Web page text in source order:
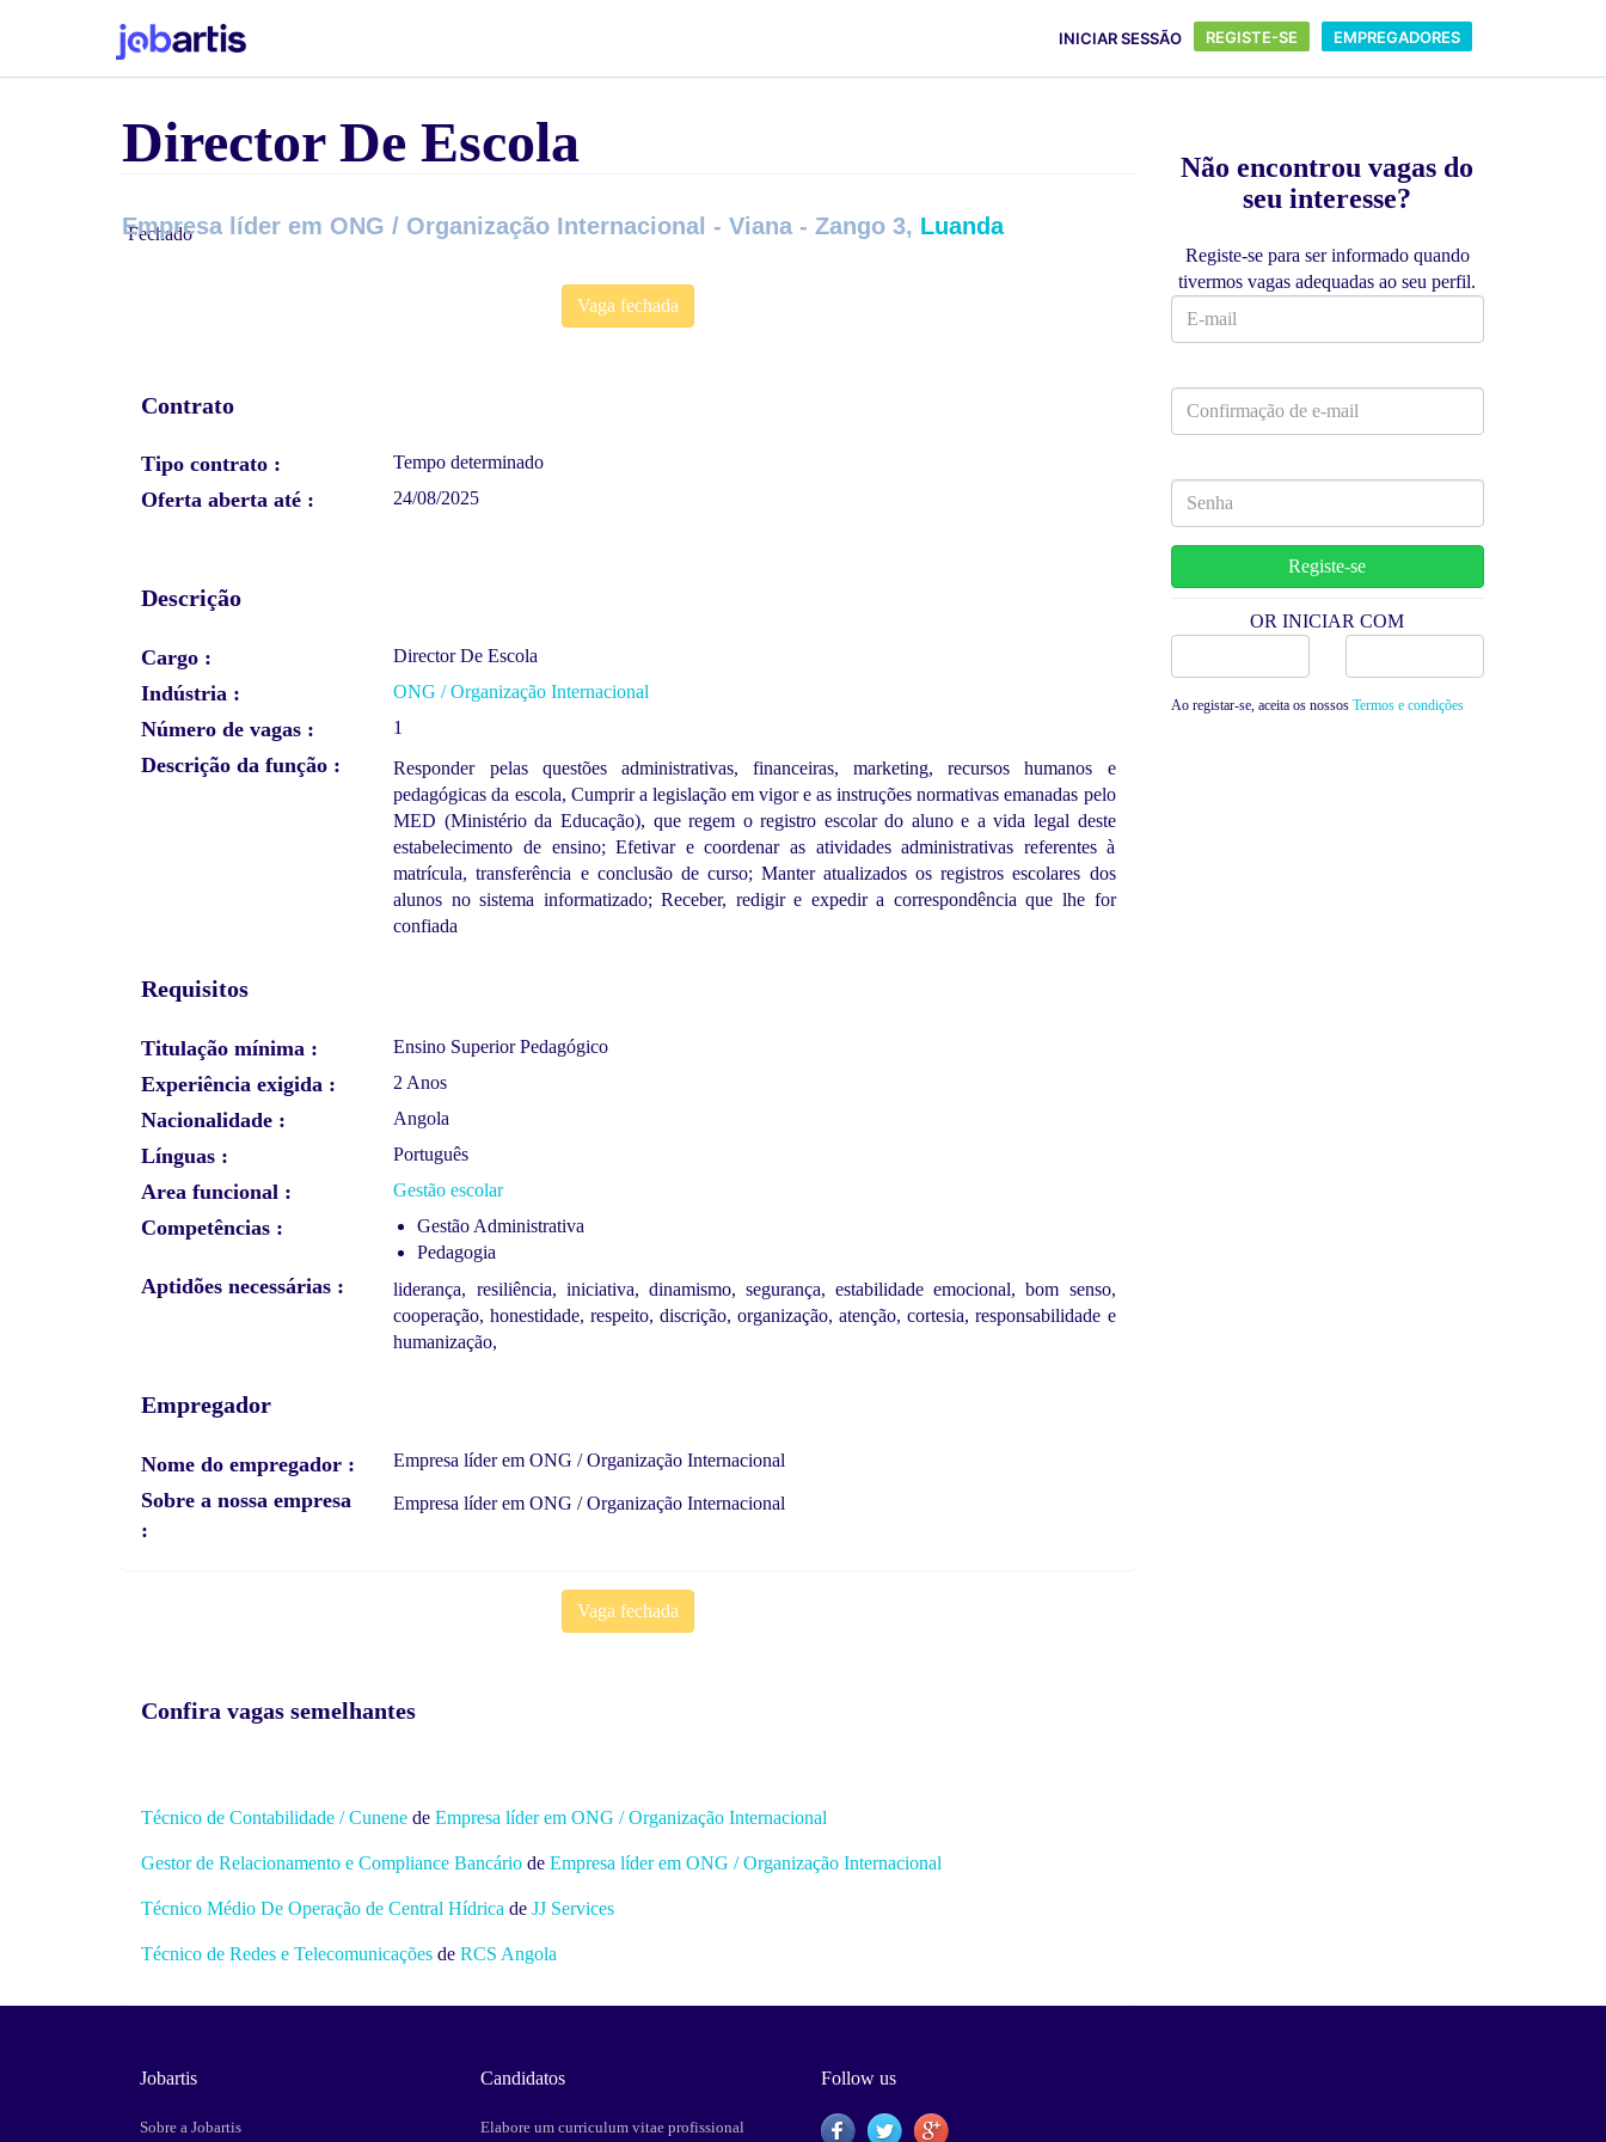
INICIAR SESSÃO REGISTE-SE EMPREGADORES
Director De Escola
Empresa líder em ONG / Organização Internacional - Viana - Zango 3, Luanda
Fechado
Vaga fechada
Contrato
Tipo contrato Tempo determinado
Oferta aberta até 24/08/2025
Descrição
Cargo Director De Escola
Indústria ONG / Organização Internacional
Número de vagas 1
Descrição da função
Responder pelas questões administrativas, financeiras, marketing, recursos humanos e
pedagógicas da escola, Cumprir a legislação em vigor e as instruções normativas emanadas pelo
MED (Ministério da Educação), que regem o registro escolar do aluno e a vida legal deste
estabelecimento de ensino; Efetivar e coordenar as atividades administrativas referentes à
matrícula, transferência e conclusão de curso; Manter atualizados os registros escolares dos
alunos no sistema informatizado; Receber, redigir e expedir a correspondência que lhe for
confiada
Requisitos
Titulação mínima Ensino Superior Pedagógico
Experiência exigida 2 Anos
Nacionalidade Angola
Línguas Português
Area funcional Gestão escolar
Competências
Gestão Administrativa
Pedagogia
Aptidões necessárias
liderança, resiliência, iniciativa, dinamismo, segurança, estabilidade emocional, bom senso,
cooperação, honestidade, respeito, discrição, organização, atenção, cortesia, responsabilidade e
humanização,
Empregador
Nome do empregador Empresa líder em ONG / Organização Internacional
Sobre a nossa empresa Empresa líder em ONG / Organização Internacional
Vaga fechada
Confira vagas semelhantes
Técnico de Contabilidade / Cunene de Empresa líder em ONG / Organização Internacional
Gestor de Relacionamento e Compliance Bancário de Empresa líder em ONG / Organização Internacional
Técnico Médio De Operação de Central Hídrica de JJ Services
Técnico de Redes e Telecomunicações de RCS Angola
Não encontrou vagas do
seu interesse?
Registe-se para ser informado quando
tivermos vagas adequadas ao seu perfil.
OR INICIAR COM
Ao registar-se, aceita os nossos Termos e condições
Jobartis
Sobre a Jobartis
Candidatos
Elabore um curriculum vitae profissional
Follow us